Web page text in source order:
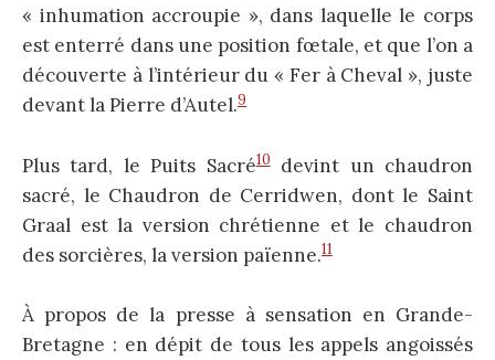
« inhumation accroupie », dans laquelle le corps
est enterré dans une position fœtale, et que l’on a
découverte à l’intérieur du « Fer à Cheval », juste
devant la Pierre d’Autel.9
Plus tard, le Puits Sacré10devint un chaudron
sacré, le Chaudron de Cerridwen, dont le Saint
Graal est la version chrétienne et le chaudron
des sorcières, la version païenne.11
À propos de la presse à sensation en Grande-
Bretagne : en dépit de tous les appels angoissés